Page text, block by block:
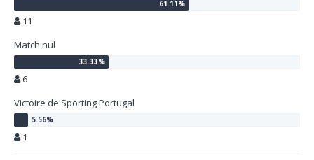
11
Match nul
6
Victoire de Sporting Portugal
1